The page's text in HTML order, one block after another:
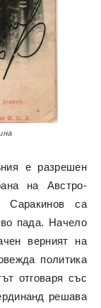
е разрешен
на Австро-
Саракинов са
пада. Начело
верният на
политика
отговаря със
решава